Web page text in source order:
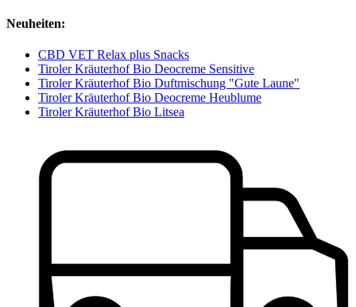
Neuheiten:
CBD VET Relax plus Snacks
Tiroler Kräuterhof Bio Deocreme Sensitive
Tiroler Kräuterhof Bio Duftmischung "Gute Laune"
Tiroler Kräuterhof Bio Deocreme Heublume
Tiroler Kräuterhof Bio Litsea